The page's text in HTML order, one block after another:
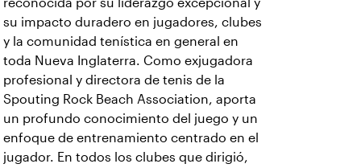
reconocida por su liderazgo excepcional y
su impacto duradero en jugadores, clubes
y la comunidad tenística en general en
toda Nueva Inglaterra. Como exjugadora
profesional y directora de tenis de la
Spouting Rock Beach Association, aporta
un profundo conocimiento del juego y un
enfoque de entrenamiento centrado en el
jugador. En todos los clubes que dirigió,